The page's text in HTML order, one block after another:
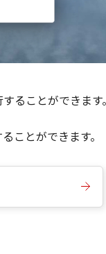
ることができます。
ことができます。